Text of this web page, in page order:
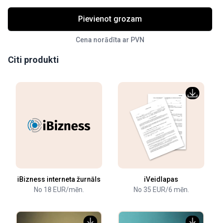
Pievienot grozam
Cena norādīta ar PVN
Citi produkti
iBizness interneta žurnāls
No 18 EUR/mēn.
iVeidlapas
No 35 EUR/6 mēn.